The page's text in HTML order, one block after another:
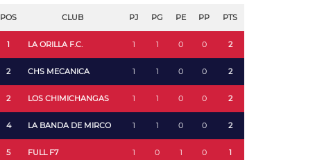
POS CLUB PJ PG PE PP PTS
1 LA ORILLA F.C. 1 1 0 0 2
2 CHS MECANICA 1 1 0 0 2
2 LOS CHIMICHANGAS 1 1 0 0 2
4 LA BANDA DE MIRCO 1 1 0 0 2
5 FULL F7 1 0 1 0 1